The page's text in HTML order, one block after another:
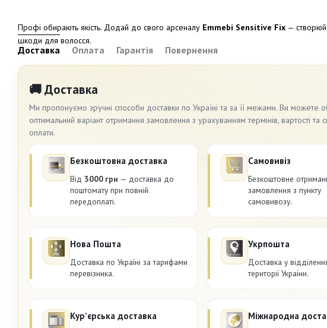
Профі обирають якість. Додай до свого арсеналу Emmebi Sensitive Fix —
шкоди для волосся.
Доставка Оплата Гарантія Повернення
🚚 Доставка
Ми пропонуємо зручні способи доставки по Україні та за її межами. Ви можете
оптимальний варіант отримання замовлення з урахуванням термінів, вартості та
оплати.
Безкоштовна доставка
Від 3000 грн — доставка до
поштомату при повній
передоплаті.
Самовивіз
Безкоштовне
замовлення з пункту
самовивозу.
Нова Пошта
Доставка по Україні за тарифами
перевізника.
Укрпошта
Доставка у
території України.
Курʼєрська доставка Міжнародна